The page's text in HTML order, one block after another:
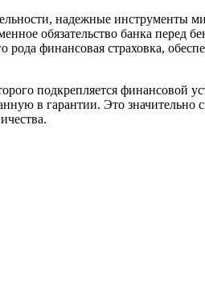
надежные инструменты
обязательство банка
финансовая страховка,
подкрепляется финансовой
в гарантии. Это